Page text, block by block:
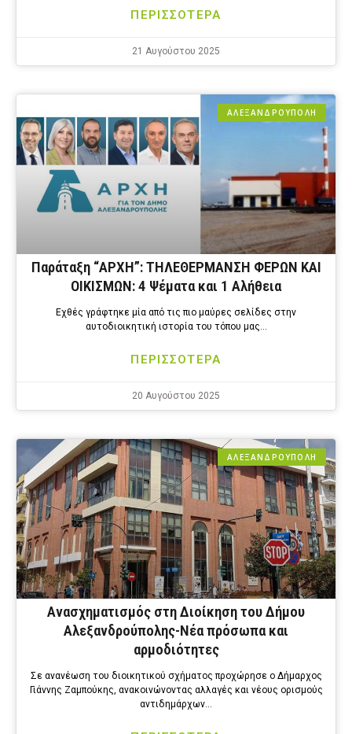
ΠΕΡΙΣΣΟΤΕΡΑ
21 Αυγούστου 2025
ΑΛΕΞΑΝΔΡΟΎΠΟΛΗ
Παράταξη “ΑΡΧΗ”: ΤΗΛΕΘΕΡΜΑΝΣΗ ΦΕΡΩΝ ΚΑΙ
ΟΙΚΙΣΜΩΝ: 4 Ψέματα και 1 Αλήθεια
Εχθές γράφτηκε μία από τις πιο μαύρες σελίδες στην
αυτοδιοικητική ιστορία του τόπου μας…
ΠΕΡΙΣΣΟΤΕΡΑ
20 Αυγούστου 2025
ΑΛΕΞΑΝΔΡΟΎΠΟΛΗ
Ανασχηματισμός στη Διοίκηση του Δήμου
Αλεξανδρούπολης-Νέα πρόσωπα και
αρμοδιότητες
Σε ανανέωση του διοικητικού σχήματος προχώρησε ο Δήμαρχος
Γιάννης Ζαμπούκης, ανακοινώνοντας αλλαγές και νέους ορισμούς
αντιδημάρχων…